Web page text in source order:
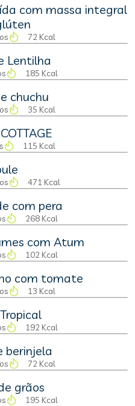
com massa integral
72 Kcal
Lentilha
185 Kcal
chuchu
35 Kcal
115 Kcal
471 Kcal
com pera
268 Kcal
com Atum
102 Kcal
com tomate
13 Kcal
192 Kcal
berinjela
72 Kcal
grãos
195 Kcal